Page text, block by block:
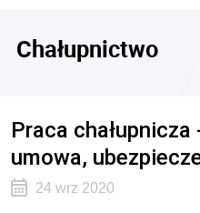
Chałupnictwo
Praca
umowa,
24 wrz 2020